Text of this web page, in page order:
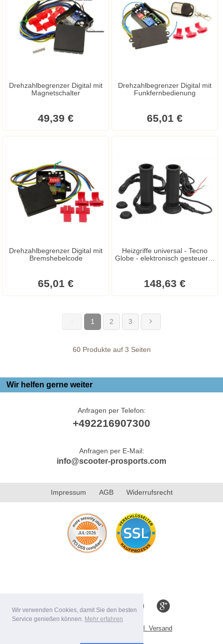
Wir verwenden Cookies, damit Sie den besten
Service genießen können. Mehr erfahren
Drehzahlbegrenzer Digital mit
Magnetschalter
49,39 €
Drehzahlbegrenzer Digital mit
Funkfernbedienung
65,01 €
Drehzahlbegrenzer Digital mit
Bremshebelcode
65,01 €
Heizgriffe universal - Tecno
Globe - elektronisch gesteuert -
148,63 €
1 (current)
2 3
60 Produkte auf 3 Seiten
Wir helfen gerne weiter
Anfragen per Telefon:
+492216907300
Anfragen per E-Mail:
info@scooter-prosports.com
Impressum AGB Widerrufsrecht
Alle Preise inkl. MwSt. evtl. zzgl. Versand